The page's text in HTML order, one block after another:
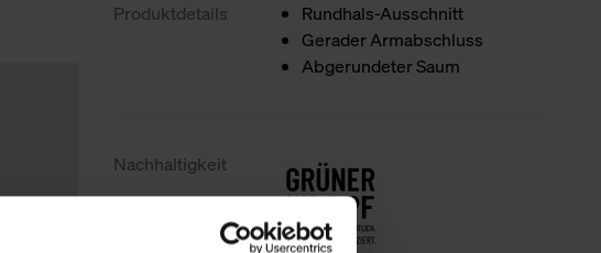
Produktdetails
Rundhals-Ausschnitt
Gerader Armabschluss
Abgerundeter Saum
Nachhaltigkeit